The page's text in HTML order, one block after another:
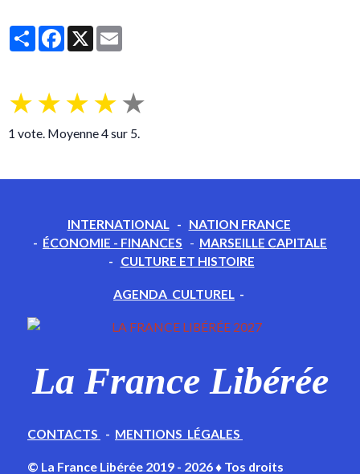
PartagerFacebook
X
★★★★★
1 vote. Moyenne4sur 5.
INTERNATIONAL- NATION FRANCE
- ÉCONOMIE - FINANCES - MARSEILLE CAPITALE
- CULTURE ET HISTOIRE
AGENDA CULTUREL -
La France Libérée
CONTACTS - MENTIONS LÉGALES
© La France Libérée 2019 - 2026 ♦ Tos droits